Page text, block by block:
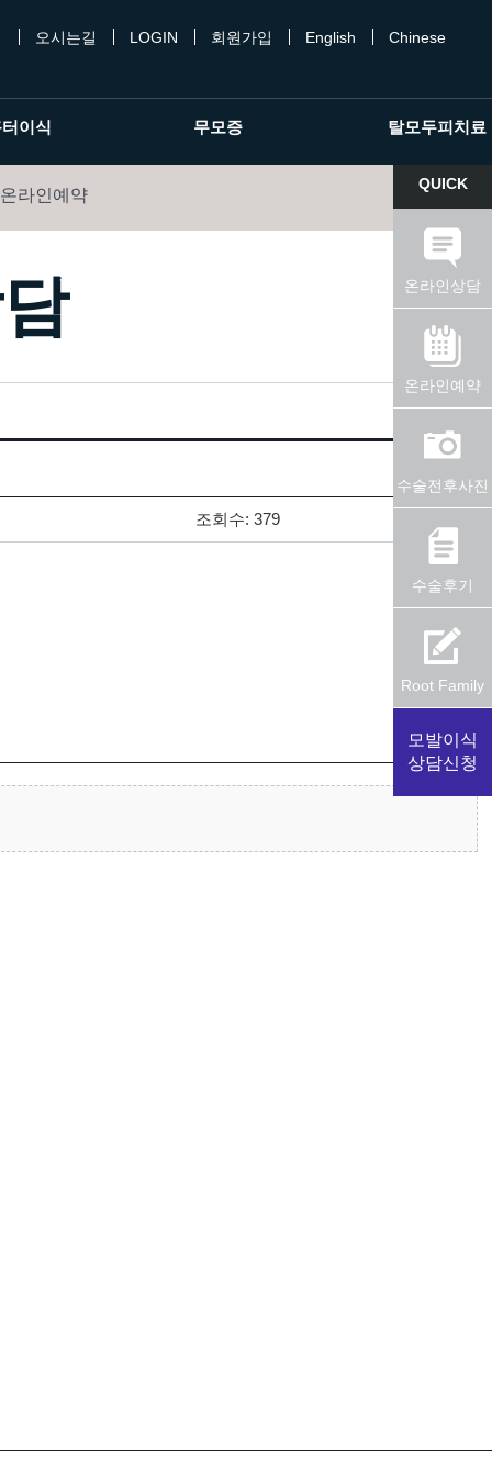
오시는길 LOGIN 회원가입 English Chinese
이식 무모증 탈모두피치료
온라인예약
조회수: 379
QUICK
온라인상담
온라인예약
수술전후사진
수술후기
Root Family
모발이식
상담신청